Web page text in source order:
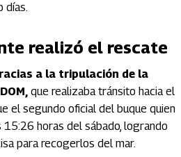
días.
realizó el rescate
a la tripulación de la
que realizaba tránsito hacia el
el segundo oficial del buque quien
horas del sábado, logrando
para recogerlos del mar.